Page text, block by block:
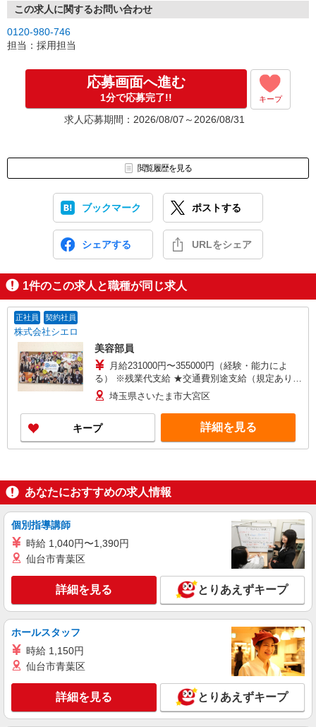
※ご希望があれば、職場見学の調整もOKです！
お気軽にご応募ください♪
この求人に関するお問い合わせ
0120-980-746
担当：採用担当
応募画面へ進む
1分で応募完了!! キープ
求人応募期間：2026/08/07～2026/08/31
閲覧履歴を見る
ブックマーク ポストする
シェアする URLをシェア
1件のこの求人と職種が同じ求人
正社員 契約社員
株式会社シエロ
美容部員
月給231000円〜355000円（経験・能力によ
る） ※残業代支給 ★交通費別途支給（規定あり）
゜+゜・。○。・゜+゜・。○。・゜+゜ 入社祝い金
10万円支給(規定有) お友達を紹介頂くと, インセン
ティブ支給(規定有) ゜・。○。・゜+゜・。
○。・゜+゜
埼玉県さいたま市大宮区
キープ 詳細を見る
あなたにおすすめの求人情報
個別指導講師
時給 1,040円〜1,390円
仙台市青葉区
詳細を見る とりあえずキープ
ホールスタッフ
時給 1,150円
仙台市青葉区
詳細を見る とりあえずキープ